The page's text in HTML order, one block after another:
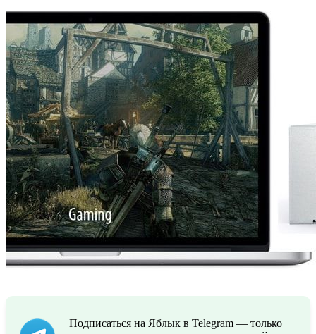
Подписаться на Яблык в Telegram — только